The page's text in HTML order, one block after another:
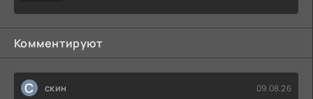
Комментируют
С скин 09.08.26